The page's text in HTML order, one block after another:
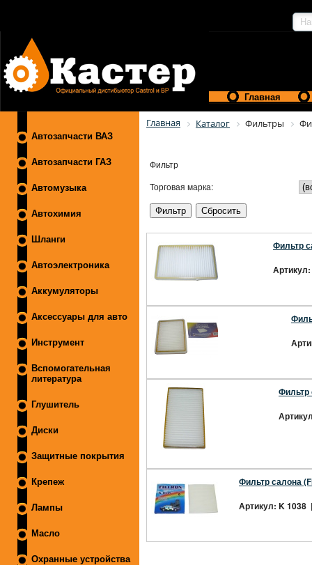
Главная
Автозапчасти ВАЗ
Автозапчасти ГАЗ
Автомузыка
Автохимия
Шланги
Автоэлектроника
Аккумуляторы
Аксессуары для авто
Инструмент
Вспомогательная
литература
Глушитель
Диски
Защитные покрытия
Крепеж
Лампы
Масло
Охранные устройства
Главная Каталог Фильтры
Фильтр
Торговая марка:
Фильтр
Фильтр
Фильтр салона
Артикул: K 1038